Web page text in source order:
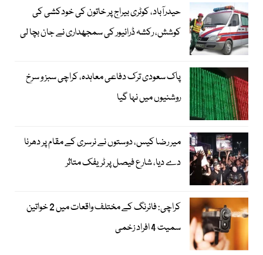
حیدرآباد، کوٹری بیراج پر خاتون کی خودکشی کی
کوشش، رکشہ ڈرائیور کی سمجھداری نے جان بچا لی
پاک سعودی ترک دفاعی معاہدہ، کراچی سبز و سرخ
روشنیوں میں نہا گیا
میر رضا کیس، دوستوں نے نرسری کے مقام پر دھرنا
دے دیا، شارع فیصل پر ٹریفک متاثر
کراچی: فائرنگ کے مختلف واقعات میں 2 خواتین
سمیت 4 افراد زخمی